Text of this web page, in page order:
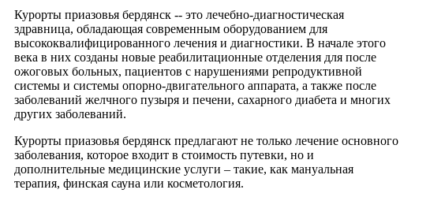
Курорты приазовья бердянск -- это лечебно-диагностическая
здравница, обладающая современным оборудованием для
высококвалифицированного лечения и диагностики. В начале этого
века в них созданы новые реабилитационные отделения для после
ожоговых больных, пациентов с нарушениями репродуктивной
системы и системы опорно-двигательного аппарата, а также после
заболеваний желчного пузыря и печени, сахарного диабета и многих
других заболеваний.
Курорты приазовья бердянск предлагают не только лечение основного
заболевания, которое входит в стоимость путевки, но и
дополнительные медицинские услуги – такие, как мануальная
терапия, финская сауна или косметология.